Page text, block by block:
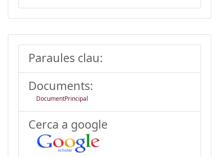
Paraules clau:
Documents:
DocumentPrincipal
Cerca a google